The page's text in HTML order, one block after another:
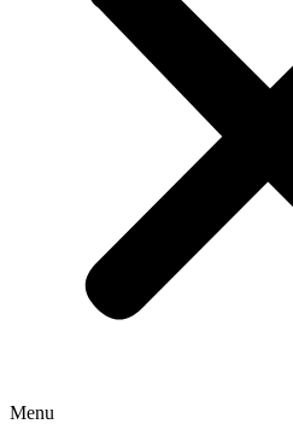
Menu